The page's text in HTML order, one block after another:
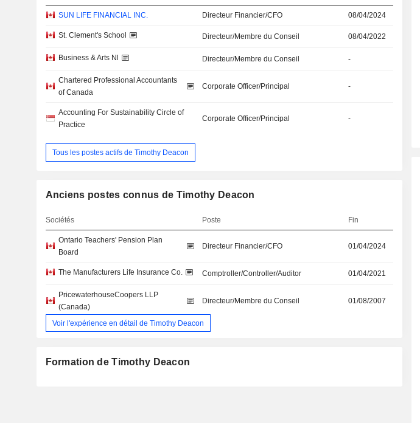
SUN LIFE FINANCIAL INC. Directeur Financier/CFO 08/04/2024
St. Clement's School Directeur/Membre du Conseil 08/04/2022
Business & Arts Nl Directeur/Membre du Conseil -
Chartered Professional Accountants
of Canada
Corporate Officer/Principal -
Accounting For Sustainability Circle of
Practice
Corporate Officer/Principal -
Tous les postes actifs de Timothy Deacon
Anciens postes connus de Timothy Deacon
Sociétés Poste Fin
Ontario Teachers' Pension Plan
Board
Directeur Financier/CFO 01/04/2024
The Manufacturers Life Insurance Co. Comptroller/Controller/Auditor 01/04/2021
PricewaterhouseCoopers LLP
(Canada)
Directeur/Membre du Conseil 01/08/2007
Voir l'expérience en détail de Timothy Deacon
Formation de Timothy Deacon